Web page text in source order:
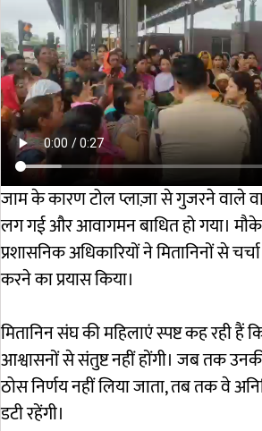
जाम के कारण टोल प्लाज़ा से गुजरने वाले
लग गई और आवागमन बाधित हो गया।
प्रशासनिक अधिकारियों ने मितानिनों से
करने का प्रयास किया।
मितानिन संघ की महिलाएं स्पष्ट कह रही
आश्वासनों से संतुष्ट नहीं होंगी। जब तक
ठोस निर्णय नहीं लिया जाता, तब तक वे
डटी रहेंगी।